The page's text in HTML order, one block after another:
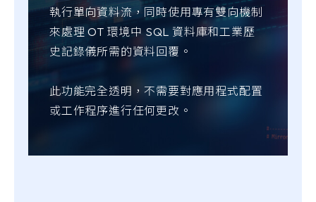
執行單向資料流，同時使用專有雙向機制
來處理 OT 環境中 SQL 資料庫和工業歷
史記錄儀所需的資料回覆。
此功能完全透明，不需要對應用程式配置
或工作程序進行任何更改。